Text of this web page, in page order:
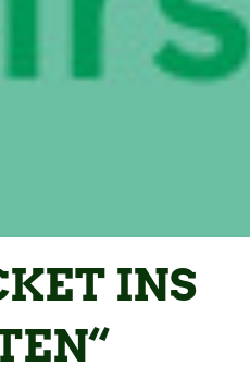
INS